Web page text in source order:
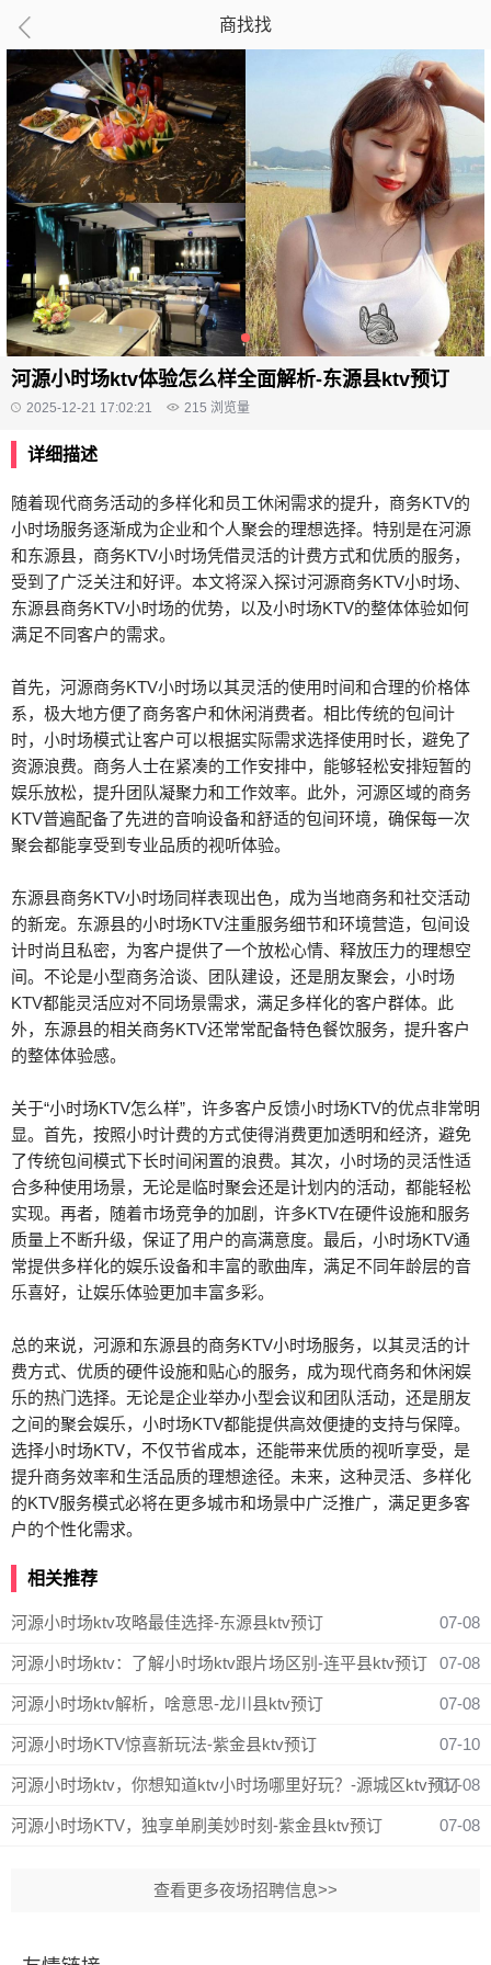
商找找
河源小时场ktv体验怎么样全面解析-东源县ktv预订
2025-12-21 17:02:21 215 浏览量
详细描述
随着现代商务活动的多样化和员工休闲需求的提升，商务KTV的
小时场服务逐渐成为企业和个人聚会的理想选择。特别是在河源
和东源县，商务KTV小时场凭借灵活的计费方式和优质的服务，
受到了广泛关注和好评。本文将深入探讨河源商务KTV小时场、
东源县商务KTV小时场的优势，以及小时场KTV的整体体验如何
满足不同客户的需求。
首先，河源商务KTV小时场以其灵活的使用时间和合理的价格体
系，极大地方便了商务客户和休闲消费者。相比传统的包间计
时，小时场模式让客户可以根据实际需求选择使用时长，避免了
资源浪费。商务人士在紧凑的工作安排中，能够轻松安排短暂的
娱乐放松，提升团队凝聚力和工作效率。此外，河源区域的商务
KTV普遍配备了先进的音响设备和舒适的包间环境，确保每一次
聚会都能享受到专业品质的视听体验。
东源县商务KTV小时场同样表现出色，成为当地商务和社交活动
的新宠。东源县的小时场KTV注重服务细节和环境营造，包间设
计时尚且私密，为客户提供了一个放松心情、释放压力的理想空
间。不论是小型商务洽谈、团队建设，还是朋友聚会，小时场
KTV都能灵活应对不同场景需求，满足多样化的客户群体。此
外，东源县的相关商务KTV还常常配备特色餐饮服务，提升客户
的整体体验感。
关于“小时场KTV怎么样”，许多客户反馈小时场KTV的优点非常明
显。首先，按照小时计费的方式使得消费更加透明和经济，避免
了传统包间模式下长时间闲置的浪费。其次，小时场的灵活性适
合多种使用场景，无论是临时聚会还是计划内的活动，都能轻松
实现。再者，随着市场竞争的加剧，许多KTV在硬件设施和服务
质量上不断升级，保证了用户的高满意度。最后，小时场KTV通
常提供多样化的娱乐设备和丰富的歌曲库，满足不同年龄层的音
乐喜好，让娱乐体验更加丰富多彩。
总的来说，河源和东源县的商务KTV小时场服务，以其灵活的计
费方式、优质的硬件设施和贴心的服务，成为现代商务和休闲娱
乐的热门选择。无论是企业举办小型会议和团队活动，还是朋友
之间的聚会娱乐，小时场KTV都能提供高效便捷的支持与保障。
选择小时场KTV，不仅节省成本，还能带来优质的视听享受，是
提升商务效率和生活品质的理想途径。未来，这种灵活、多样化
的KTV服务模式必将在更多城市和场景中广泛推广，满足更多客
户的个性化需求。
相关推荐
河源小时场ktv攻略最佳选择-东源县ktv预订 07-08
河源小时场ktv：了解小时场ktv跟片场区别-连平县ktv预订 07-08
河源小时场ktv解析，啥意思-龙川县ktv预订 07-08
河源小时场KTV惊喜新玩法-紫金县ktv预订 07-10
河源小时场ktv，你想知道ktv小时场哪里好玩？-源城区ktv预订07-08
河源小时场KTV，独享单刷美妙时刻-紫金县ktv预订 07-08
查看更多夜场招聘信息>>